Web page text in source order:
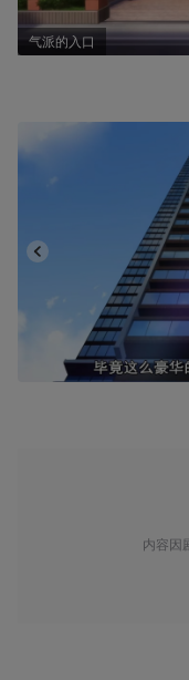
气派的入口
内容因